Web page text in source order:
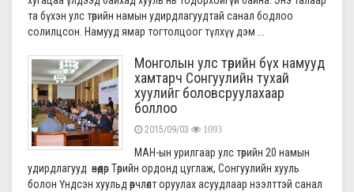
та бүхэн улс төрийн намын удирдлагуудтай санал бодлоо
солилцсон. Намууд ямар тогтолцоог түлхүү дэм ...
Монголын улс төрийн бүх намууд
хамтарч Сонгуулийн тухай
хуулийг боловсруулахаар
боллоо
2015/09/03 1093
МАН-ын урилгаар улс төрийн 20 намын
удирдлагууд өнөөдөр Төрийн ордонд цуглаж, Сонгуулийн хууль
болон Үндсэн хуульд өөрчлөлт оруулах асуудлаар нээлттэй санал